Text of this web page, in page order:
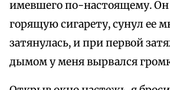
имевшего по-настоящему. Он
горящую сигарету, сунул ее
затянулась, и при первой
дымом у меня вырвался